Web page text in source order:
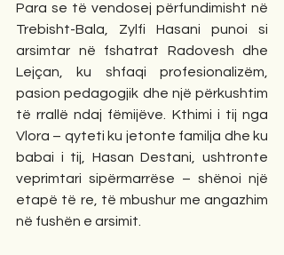
Para se të vendosej përfundimisht në
Trebisht-Bala, Zylfi Hasani punoi si
arsimtar në fshatrat Radovesh dhe
Lejçan, ku shfaqi profesionalizëm,
pasion pedagogjik dhe një përkushtim
të rrallë ndaj fëmijëve. Kthimi i tij nga
Vlora – qyteti ku jetonte familja dhe ku
babai i tij, Hasan Destani, ushtronte
veprimtari sipërmarrëse – shënoi një
etapë të re, të mbushur me angazhim
në fushën e arsimit.